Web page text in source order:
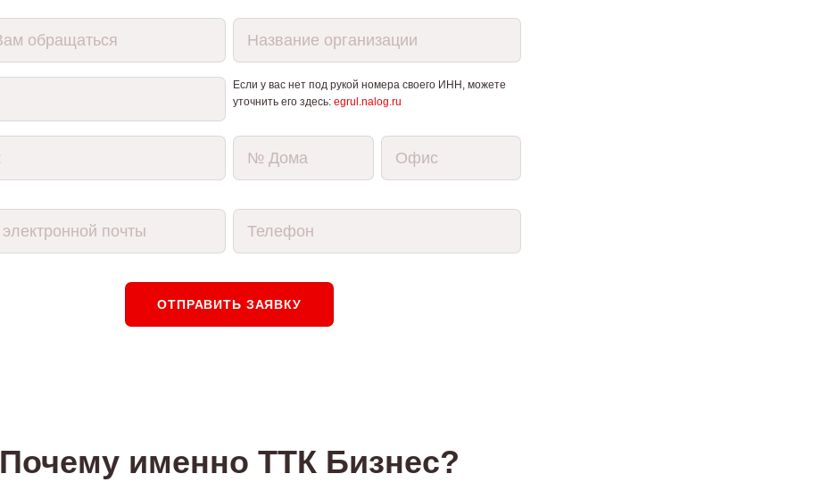
Если у вас нет под рукой номера своего ИНН, можете
уточнить его здесь: egrul.nalog.ru
ОТПРАВИТЬ ЗАЯВКУ
Почему именно ТТК Бизнес?